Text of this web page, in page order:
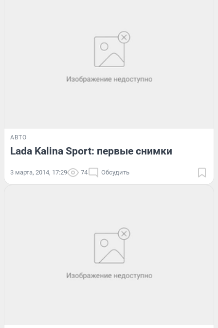
АВТО
Lada Kalina Sport: первые снимки
3 марта, 2014, 17:29 74 Обсудить